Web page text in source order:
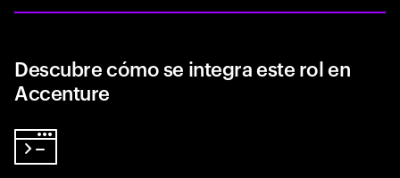
Descubre cómo se integra este rol en
Accenture